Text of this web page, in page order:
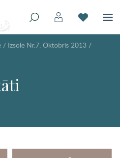
/ Izsole Nr.7. Oktobris 2013 /